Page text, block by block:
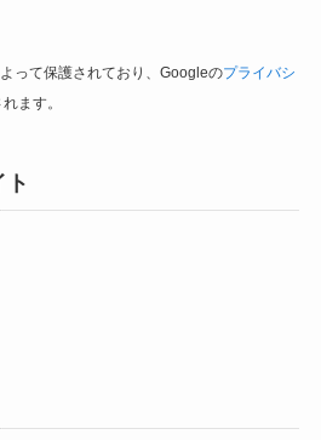
って保護されており、Googleのプライバシ
ます。